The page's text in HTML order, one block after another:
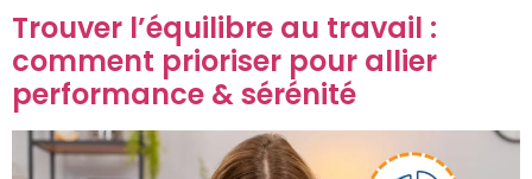
Trouver l’équilibre au travail :
comment prioriser pour allier
performance & sérénité